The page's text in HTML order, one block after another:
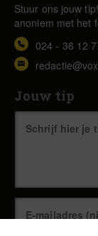
Stuur ons jouw
anoniem met het
024 - 36 12
Jouw tip